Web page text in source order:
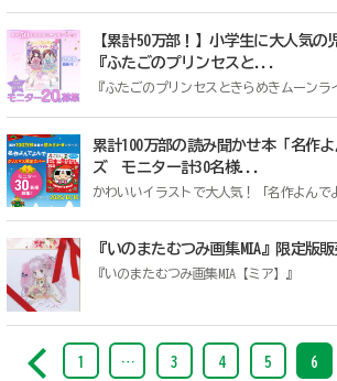
【累計50万部！】小学生に大人気の
『ふたごのプリンセスと...
『ふたごのプリンセスときらめきムーンラ
累計100万部の読み聞かせ本「名作
ズ モニター計30名様...
かわいいイラストで大人気！「名作よんで
『いのまたむつみ画集MIA』限定版
『いのまたむつみ画集MIA【ミア】』
1 … 3 4 5 6